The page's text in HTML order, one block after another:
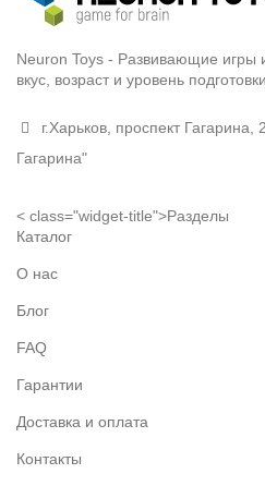
Neuron Toys - Развивающие игры
вкус, возраст и уровень
г.Харьков, проспект
Гагарина"
< class="widget-title">Разделы
Каталог
О нас
Блог
FAQ
Гарантии
Доставка и оплата
Контакты